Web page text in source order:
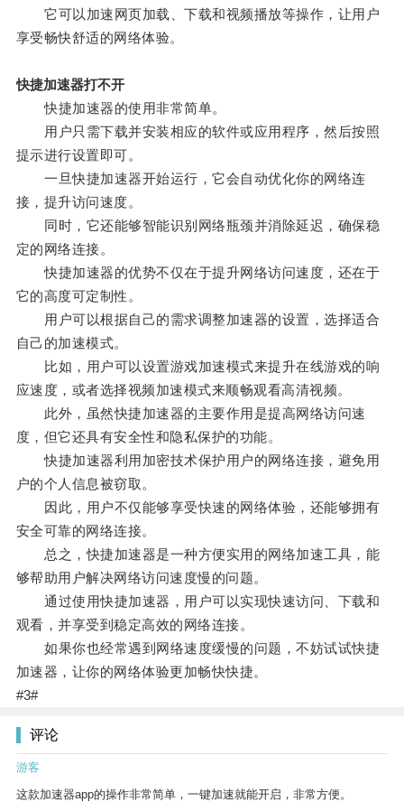
它可以加速网页加载、下载和视频播放等操作，让用户
享受畅快舒适的网络体验。
快捷加速器打不开
快捷加速器的使用非常简单。
用户只需下载并安装相应的软件或应用程序，然后按照
提示进行设置即可。
一旦快捷加速器开始运行，它会自动优化你的网络连
接，提升访问速度。
同时，它还能够智能识别网络瓶颈并消除延迟，确保稳
定的网络连接。
快捷加速器的优势不仅在于提升网络访问速度，还在于
它的高度可定制性。
用户可以根据自己的需求调整加速器的设置，选择适合
自己的加速模式。
比如，用户可以设置游戏加速模式来提升在线游戏的响
应速度，或者选择视频加速模式来顺畅观看高清视频。
此外，虽然快捷加速器的主要作用是提高网络访问速
度，但它还具有安全性和隐私保护的功能。
快捷加速器利用加密技术保护用户的网络连接，避免用
户的个人信息被窃取。
因此，用户不仅能够享受快速的网络体验，还能够拥有
安全可靠的网络连接。
总之，快捷加速器是一种方便实用的网络加速工具，能
够帮助用户解决网络访问速度慢的问题。
通过使用快捷加速器，用户可以实现快速访问、下载和
观看，并享受到稳定高效的网络连接。
如果你也经常遇到网络速度缓慢的问题，不妨试试快捷
加速器，让你的网络体验更加畅快快捷。
#3#
评论
游客
这款加速器app的操作非常简单，一键加速就能开启，非常方便。